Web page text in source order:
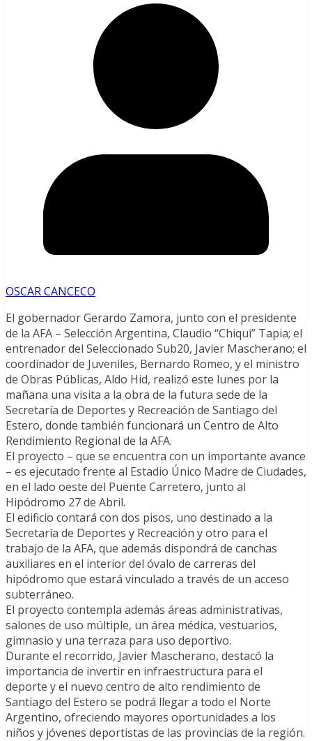
OSCAR CANCECO
El gobernador Gerardo Zamora, junto con el presidente
de la AFA – Selección Argentina, Claudio “Chiqui” Tapia; el
entrenador del Seleccionado Sub20, Javier Mascherano; el
coordinador de Juveniles, Bernardo Romeo, y el ministro
de Obras Públicas, Aldo Hid, realizó este lunes por la
mañana una visita a la obra de la futura sede de la
Secretaría de Deportes y Recreación de Santiago del
Estero, donde también funcionará un Centro de Alto
Rendimiento Regional de la AFA.
El proyecto – que se encuentra con un importante avance
– es ejecutado frente al Estadio Único Madre de Ciudades,
en el lado oeste del Puente Carretero, junto al
Hipódromo 27 de Abril.
El edificio contará con dos pisos, uno destinado a la
Secretaría de Deportes y Recreación y otro para el
trabajo de la AFA, que además dispondrá de canchas
auxiliares en el interior del óvalo de carreras del
hipódromo que estará vinculado a través de un acceso
subterráneo.
El proyecto contempla además áreas administrativas,
salones de uso múltiple, un área médica, vestuarios,
gimnasio y una terraza para uso deportivo.
Durante el recorrido, Javier Mascherano, destacó la
importancia de invertir en infraestructura para el
deporte y el nuevo centro de alto rendimiento de
Santiago del Estero se podrá llegar a todo el Norte
Argentino, ofreciendo mayores oportunidades a los
niños y jóvenes deportistas de las provincias de la región.